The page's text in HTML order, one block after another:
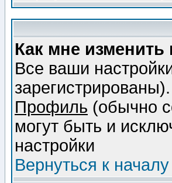
Как мне
Все ваши
Профиль (обычно
могут быть и
настройки
Вернуться к началу